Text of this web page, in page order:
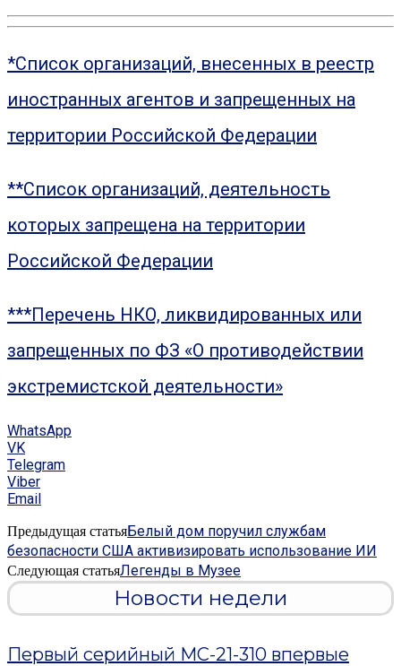
*Список организаций, внесенных в реестр
иностранных агентов и запрещенных на
территории Российской Федерации
**Список организаций, деятельность
которых запрещена на территории
Российской Федерации
***Перечень НКО, ликвидированных или
запрещенных по ФЗ «О противодействии
экстремистской деятельности»
WhatsApp
VK
Telegram
Viber
Email
Предыдущая статьяБелый дом поручил службам
безопасности США активизировать использование ИИ
Следующая статьяЛегенды в Музее
Новости недели
Первый серийный МС-21-310 впервые